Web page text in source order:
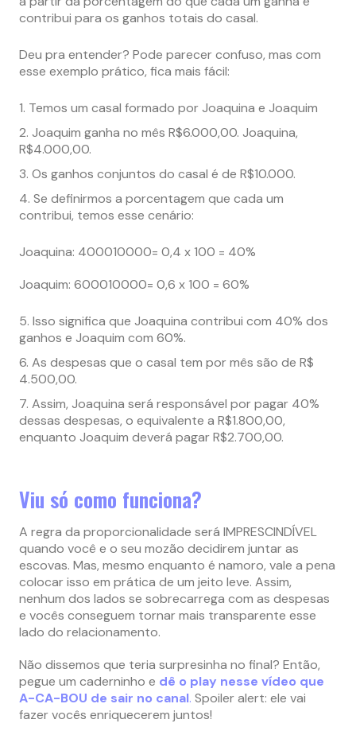
contribui para os ganhos totais do casal.
Deu pra entender? Pode parecer confuso, mas com
esse exemplo prático, fica mais fácil:
Temos um casal formado por Joaquina e Joaquim
Joaquim ganha no mês R$6.000,00. Joaquina,
R$4.000,00.
Os ganhos conjuntos do casal é de R$10.000.
Se definirmos a porcentagem que cada um
contribui, temos esse cenário:
Joaquina: 400010000= 0,4 x 100 = 40%
Joaquim: 600010000= 0,6 x 100 = 60%
Isso significa que Joaquina contribui com 40% dos
ganhos e Joaquim com 60%.
As despesas que o casal tem por mês são de R$
4.500,00.
Assim, Joaquina será responsável por pagar 40%
dessas despesas, o equivalente a R$1.800,00,
enquanto Joaquim deverá pagar R$2.700,00.
Viu só como funciona?
A regra da proporcionalidade será IMPRESCINDÍVEL
quando você e o seu mozão decidirem juntar as
escovas. Mas, mesmo enquanto é namoro, vale a pena
colocar isso em prática de um jeito leve. Assim,
nenhum dos lados se sobrecarrega com as despesas
e vocês conseguem tornar mais transparente esse
lado do relacionamento.
Não dissemos que teria surpresinha no final? Então,
pegue um caderninho e dê o play nesse vídeo que
A-CA-BOU de sair no canal. Spoiler alert: ele vai
fazer vocês enriquecerem juntos!